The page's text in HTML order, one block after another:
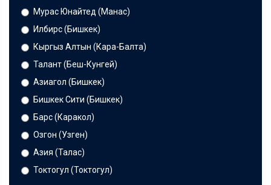
Мурас Юнайтед (Манас)
Илбирс (Бишкек)
Кыргыз Алтын (Кара-Балта)
Талант (Беш-Кунгей)
Азиагол (Бишкек)
Бишкек Сити (Бишкек)
Барс (Каракол)
Озгон (Узген)
Азия (Талас)
Токтогул (Токтогул)